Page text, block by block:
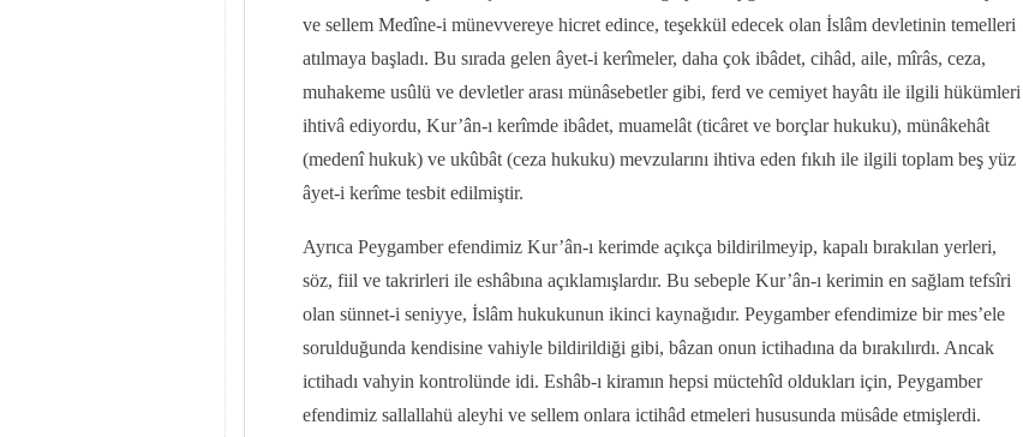
ve sellem Medîne-i münevvereye hicret edince, teşekkül edecek olan İslâm devletinin temelleri
atılmaya başladı. Bu sırada gelen âyet-i kerîmeler, daha çok ibâdet, cihâd, aile, mîrâs, ceza,
muhakeme usûlü ve devletler arası münâsebetler gibi, ferd ve cemiyet hayâtı ile ilgili hükümleri
ihtivâ ediyordu, Kur’ân-ı kerîmde ibâdet, muamelât (ticâret ve borçlar hukuku), münâkehât
(medenî hukuk) ve ukûbât (ceza hukuku) mevzularını ihtiva eden fıkıh ile ilgili toplam beş yüz
âyet-i kerîme tesbit edilmiştir.
Ayrıca Peygamber efendimiz Kur’ân-ı kerimde açıkça bildirilmeyip, kapalı bırakılan yerleri,
söz, fiil ve takrirleri ile eshâbına açıklamışlardır. Bu sebeple Kur’ân-ı kerimin en sağlam tefsîri
olan sünnet-i seniyye, İslâm hukukunun ikinci kaynağıdır. Peygamber efendimize bir mes’ele
sorulduğunda kendisine vahiyle bildirildiği gibi, bâzan onun ictihadına da bırakılırdı. Ancak
ictihadı vahyin kontrolünde idi. Eshâb-ı kiramın hepsi müctehîd oldukları için, Peygamber
efendimiz sallallahü aleyhi ve sellem onlara ictihâd etmeleri hususunda müsâde etmişlerdi.